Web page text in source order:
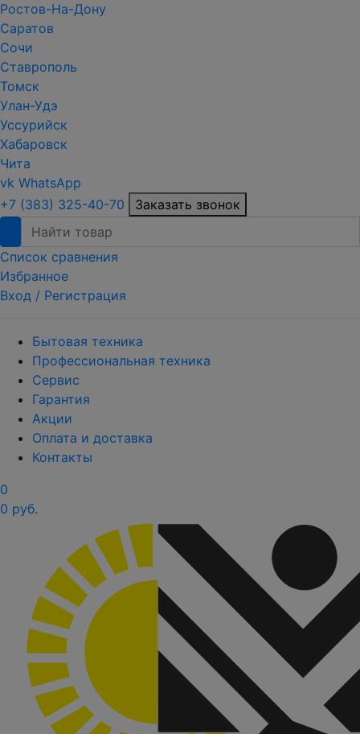
Ростов-На-Дону
Саратов
Сочи
Ставрополь
Томск
Улан-Удэ
Уссурийск
Хабаровск
Чита
vk WhatsApp
+7 (383) 325-40-70
Заказать звонок
Список сравнения
Избранное
Вход / Регистрация
Бытовая техника
Профессиональная техника
Сервис
Гарантия
Акции
Оплата и доставка
Контакты
0
0 руб.